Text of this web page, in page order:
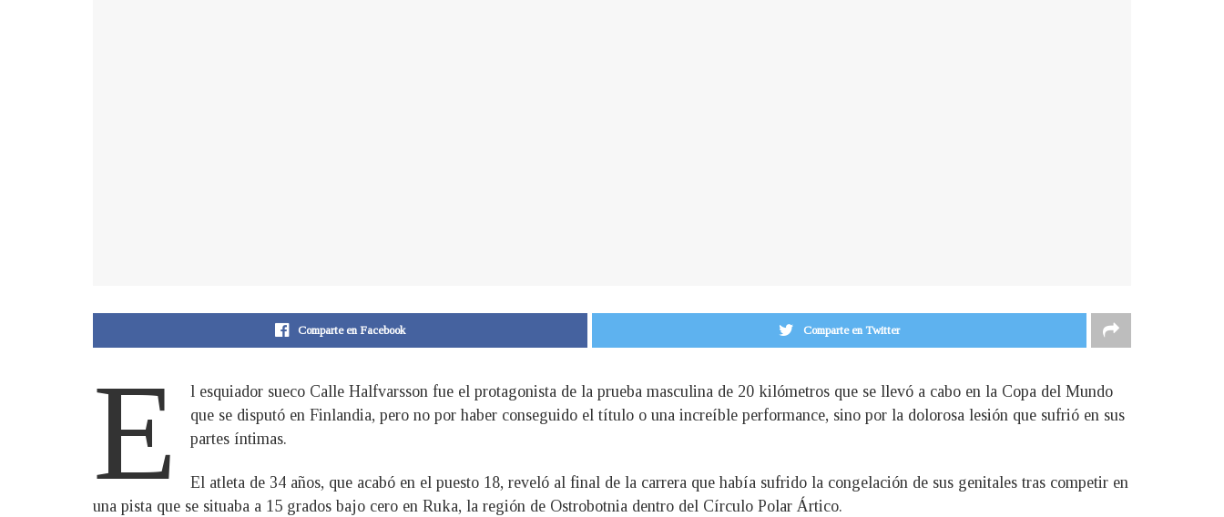
Comparte en Facebook Comparte en Twitter
E
l esquiador sueco Calle Halfvarsson fue el protagonista de la prueba masculina de 20 kilómetros que se llevó a cabo en la Copa del Mundo
que se disputó en Finlandia, pero no por haber conseguido el título o una increíble performance, sino por la dolorosa lesión que sufrió en sus
partes íntimas.
El atleta de 34 años, que acabó en el puesto 18, reveló al final de la carrera que había sufrido la congelación de sus genitales tras competir en
una pista que se situaba a 15 grados bajo cero en Ruka, la región de Ostrobotnia dentro del Círculo Polar Ártico.